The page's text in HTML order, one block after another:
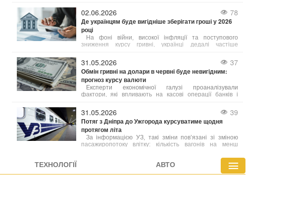
працюють над її усуненням. "У нас технічний збій,
02.06.2026 78
Де українцям буде вигідніше зберігати гроші у 2026
році
На фоні війни, високої інфляції та поступового
зниження курсу гривні, українці дедалі частіше
31.05.2026 37
Обмін гривні на долари в червні буде невигідним:
прогноз курсу валюти
Експерти економічної галузі проаналізували
фактори, які впливають на касові операції банків і
діапазону можливих змін котирувань. Зміни курсу у
пунктах обміну напряму пов’язані з державними
фінансовими механізмами. Згідно з наявними
оцінками, нинішня ситуація носить тимчасовий
характер і найближчим часом очікується стабілізація.
31.05.2026 39
Потяг з Дніпра до Ужгорода курсуватиме щодня
протягом літа
За інформацією УЗ, такі зміни пов’язані зі зміною
пасажиропотоку влітку: кількість вагонів на менш
перенаправляються на маршрути з підвищеним
ТЕХНОЛОГІЇ АВТО